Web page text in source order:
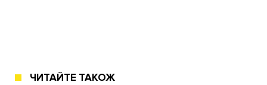
ЧИТАЙТЕ ТАКОЖ